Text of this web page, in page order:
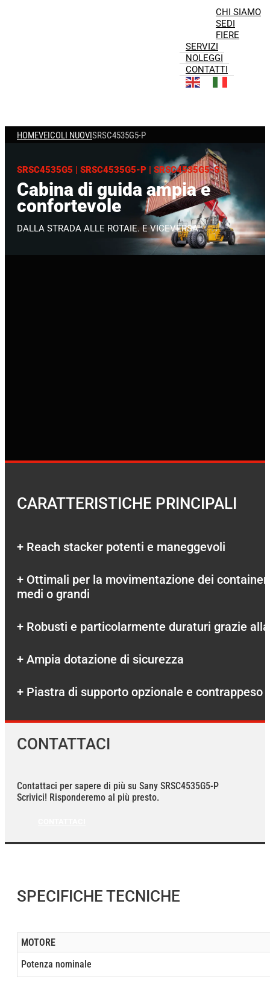
CHI SIAMO
SEDI
FIERE
SERVIZI
NOLEGGI
CONTATTI
HOMEVEICOLI NUOVISRSC4535G5-P
SRSC4535G5 | SRSC4535G5-P | SRSC4535G5-S
Cabina di guida ampia e
confortevole
DALLA STRADA ALLE ROTAIE. E VICEVERSA.
CARATTERISTICHE PRINCIPALI
+ Reach stacker potenti e maneggevoli
+ Ottimali per la movimentazione dei
medi o grandi
+ Robusti e particolarmente duraturi grazie
+ Ampia dotazione di sicurezza
+ Piastra di supporto opzionale e contrappeso
CONTATTACI
Contattaci per sapere di più su Sany SRSC4535G5-P
Scrivici! Risponderemo al più presto.
SPECIFICHE TECNICHE
MOTORE
Potenza nominale